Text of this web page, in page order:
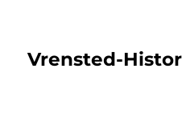
Vrensted-